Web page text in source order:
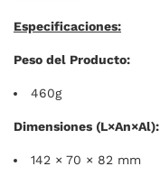
Especificaciones:
Peso del Producto:
460g
Dimensiones (L×An×Al):
142 × 70 × 82 mm